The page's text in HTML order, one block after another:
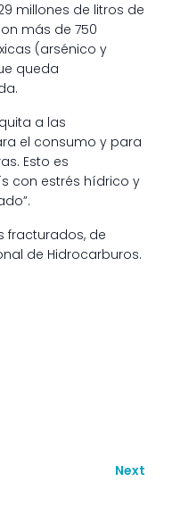
millones de litros de
más de 750
(arsénico y
queda
a las
el consumo y para
Esto es
con estrés hídrico y
fracturados, de
de Hidrocarburos.
Next